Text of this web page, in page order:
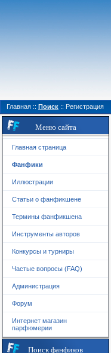
Главная :: Поиск :: Регистрация
Меню сайта
Главная страница
Фанфики
Иллюстрации
Статьи о фанфикшене
Термины фанфикшена
Инструменты авторов
Конкурсы и турниры
Частые вопросы (FAQ)
Администрация
Форум
Интернет магазин
парфюмерии
Поиск фанфиков